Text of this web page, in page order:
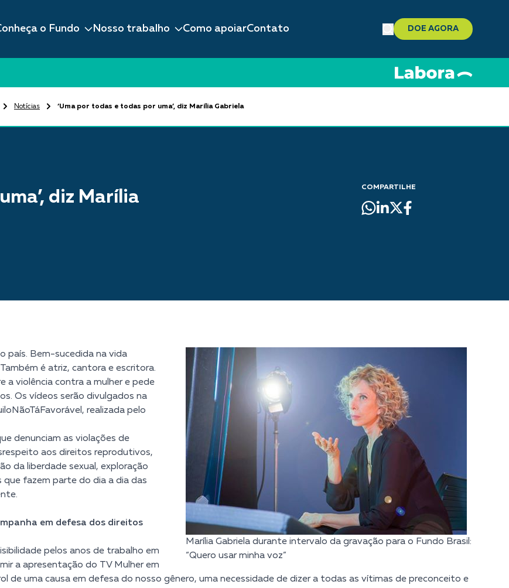
o Fundo Nosso trabalho Como apoiarContato DOE AGORA
Notícias ‘Uma por todas e todas por uma’, diz Marília Gabriela
diz Marília
COMPARTILHE
Marília Gabriela durante intervalo da gravação para o Fundo Brasil:
“Quero usar minha voz”
país. Bem-sucedida na vida
é atriz, cantora e escritora.
a violência contra a mulher e pede
Os vídeos serão divulgados na
realizada pelo
denunciam as violações de
aos direitos reprodutivos,
da liberdade sexual, exploração
que fazem parte do dia a dia das
em defesa dos direitos
pelos anos de trabalho em
a apresentação do TV Mulher em
de uma causa em defesa do nosso gênero, uma necessidade de dizer a todas as vítimas de preconceito e